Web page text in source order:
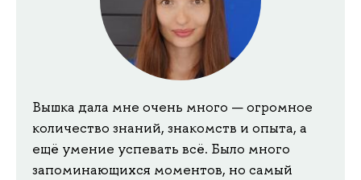
Вышка дала мне очень много — огромное
количество знаний, знакомств и опыта, а
ещё умение успевать всё. Было много
запоминающихся моментов, но самый